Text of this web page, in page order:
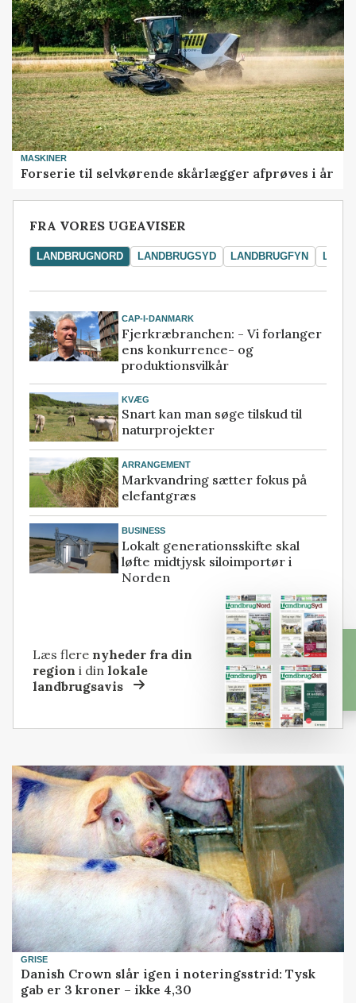
MASKINER
Forserie til selvkørende skårlægger afprøves i år
FRA VORES UGEAVISER
LANDBRUGNORD LANDBRUGSYD LANDBRUGFYN
CAP-I-DANMARK
Fjerkræbranchen: - Vi forlanger
ens konkurrence- og
produktionsvilkår
KVÆG
Snart kan man søge tilskud til
naturprojekter
ARRANGEMENT
Markvandring sætter fokus på
elefantgræs
BUSINESS
Lokalt generationsskifte skal
løfte midtjysk siloimportør i
Norden
Læs flere nyheder fra din
region i dinlokale
landbrugsavis
GRISE
Danish Crown slår igen i noteringsstrid: Tysk
gab er 3 kroner – ikke 4,30